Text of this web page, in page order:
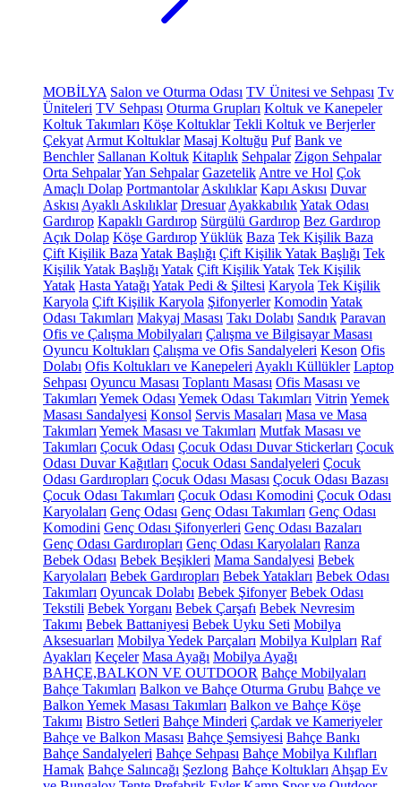
MOBİLYA Salon ve Oturma Odası TV Ünitesi ve Sehpası Tv
Üniteleri TV Sehpası Oturma Grupları Koltuk ve Kanepeler
Koltuk Takımları Köşe Koltuklar Tekli Koltuk ve Berjerler
Çekyat Armut Koltuklar Masaj Koltuğu Puf Bank ve
Benchler Sallanan Koltuk Kitaplık Sehpalar Zigon Sehpalar
Orta SehpalarYan Sehpalar Gazetelik Antre ve Hol Çok
Amaçlı Dolap Portmantolar Askılıklar Kapı Askısı Duvar
Askısı Ayaklı Askılıklar Dresuar AyakkabılıkYatak Odası
Gardırop Kapaklı Gardırop Sürgülü Gardırop Bez Gardırop
Açık Dolap Köşe GardıropYüklük Baza Tek Kişilik Baza
Çift Kişilik Baza Yatak Başlığı Çift Kişilik Yatak Başlığı Tek
Kişilik Yatak Başlığı Yatak Çift Kişilik Yatak Tek Kişilik
Yatak Hasta Yatağı Yatak Pedi & Şiltesi Karyola Tek Kişilik
Karyola Çift Kişilik Karyola Şifonyerler Komodin Yatak
Odası Takımları Makyaj Masası Takı Dolabı Sandık Paravan
Ofis ve Çalışma Mobilyaları Çalışma ve Bilgisayar Masası
Oyuncu Koltukları Çalışma ve Ofis Sandalyeleri Keson Ofis
Dolabı Ofis Koltukları ve Kanepeleri Ayaklı Küllükler Laptop
Sehpası Oyuncu Masası Toplantı Masası Ofis Masası ve
Takımları Yemek Odası Yemek Odası Takımları Vitrin Yemek
Masası Sandalyesi Konsol Servis Masaları Masa ve Masa
Takımları Yemek Masası ve Takımları Mutfak Masası ve
Takımları Çocuk Odası Çocuk Odası Duvar Stickerları Çocuk
Odası Duvar Kağıtları Çocuk Odası Sandalyeleri Çocuk
Odası Gardıropları Çocuk Odası Masası Çocuk Odası Bazası
Çocuk Odası Takımları Çocuk Odası Komodini Çocuk Odası
Karyolaları Genç Odası Genç Odası Takımları Genç Odası
Komodini Genç Odası Şifonyerleri Genç Odası Bazaları
Genç Odası Gardıropları Genç Odası Karyolaları Ranza
Bebek Odası Bebek Beşikleri Mama Sandalyesi Bebek
Karyolaları Bebek Gardıropları Bebek Yatakları Bebek Odası
Takımları Oyuncak Dolabı Bebek Şifonyer Bebek Odası
Tekstili Bebek Yorganı Bebek Çarşafı Bebek Nevresim
Takımı Bebek Battaniyesi Bebek Uyku Seti Mobilya
Aksesuarları Mobilya Yedek Parçaları Mobilya Kulpları Raf
Ayakları Keçeler Masa Ayağı Mobilya Ayağı
BAHÇE,BALKON VE OUTDOOR Bahçe Mobilyaları
Bahçe Takımları Balkon ve Bahçe Oturma Grubu Bahçe ve
Balkon Yemek Masası Takımları Balkon ve Bahçe Köşe
Takımı Bistro Setleri Bahçe Minderi Çardak ve Kameriyeler
Bahçe ve Balkon Masası Bahçe Şemsiyesi Bahçe Bankı
Bahçe Sandalyeleri Bahçe Sehpası Bahçe Mobilya Kılıfları
Hamak Bahçe Salıncağı Şezlong Bahçe Koltukları Ahşap Ev